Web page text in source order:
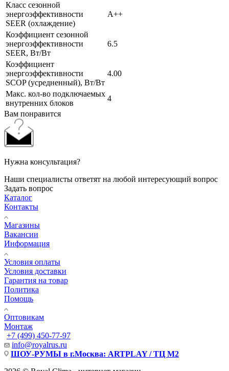
Класс сезонной
энергоэффективности
SEER (охлаждение)
A++
Коэффициент сезонной
энергоэффективности
SEER, Вт/Вт
6.5
Коэффициент
энергоэффективности
SCOP (усредненный), Вт/Вт
4.00
Макс. кол-во подключаемых
внутренних блоков
4
Вам понравится
Нужна консультация?
Наши специалисты ответят на любой интересующий вопрос
Задать вопрос
Каталог
Контакты
Магазины
Вакансии
Информация
Условия оплаты
Условия доставки
Гарантия на товар
Политика
Помощь
Оптовикам
Монтаж
+7 (499) 450-77-97
info@royalrus.ru
ШОУ-РУМЫ в г.Москва: ARTPLAY / ТЦ М2